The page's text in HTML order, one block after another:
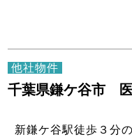
他社物件
千葉県鎌ケ谷市
新鎌ケ谷駅徒歩３分